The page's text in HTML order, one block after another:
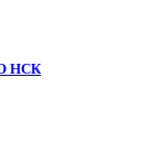
НСК